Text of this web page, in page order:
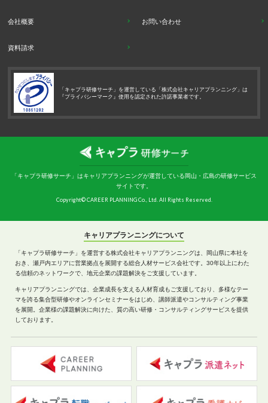
会社概要 お問い合わせ
資料請求
「キャプラ研修サーチ」を運営している「株式会社キャリアプランニング」は
『プライバシーマーク』使用を認定された許諾事業者です。
「キャプラ研修サーチ」はキャリアプランニングが運営している岡山・広島の研修サービス
サイトです。
Copyright© CAREER PLANNING Co., Ltd. All Rights Reserved.
キャリアプランニングについて
「キャプラ研修サーチ」を運営する株式会社キャリアプランニングは、岡山県に本社を
おき、瀬戸内エリアに営業拠点を展開する総合人材サービス会社です。30年以上にわた
る信頼のネットワークで、地元企業の課題解決をご支援しています。
キャリアプランニングでは、企業成長を支える人材育成もご支援しており、多様なテー
マを誇る集合型研修やオンラインセミナーをはじめ、講師派遣やコンサルティング事業
を展開。企業様の課題解決に向けた、質の高い研修・コンサルティングサービスを提供
しております。